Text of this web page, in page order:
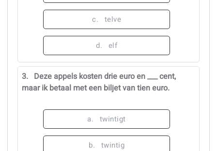
c. telve
d. elf
3. Deze appels kosten drie euro en ___ cent,
maar ik betaal met een biljet van tien euro.
a. twintigt
b. twintig